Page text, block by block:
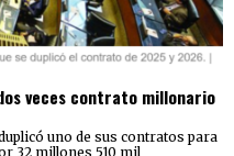
veces contrato millonario
uno de sus contratos para
32 millones 510 mil